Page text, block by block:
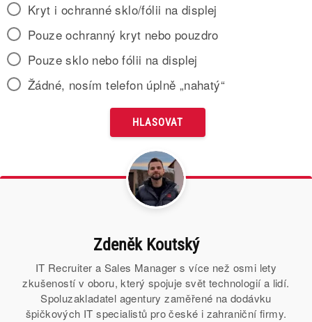
Kryt i ochranné sklo/fólii na displej
Pouze ochranný kryt nebo pouzdro
Pouze sklo nebo fólii na displej
Žádné, nosím telefon úplně „nahatý“
Zdeněk Koutský
IT Recruiter a Sales Manager s více než osmi lety
zkušeností v oboru, který spojuje svět technologií a lidí.
Spoluzakladatel agentury zaměřené na dodávku
špičkových IT specialistů pro české i zahraniční firmy.